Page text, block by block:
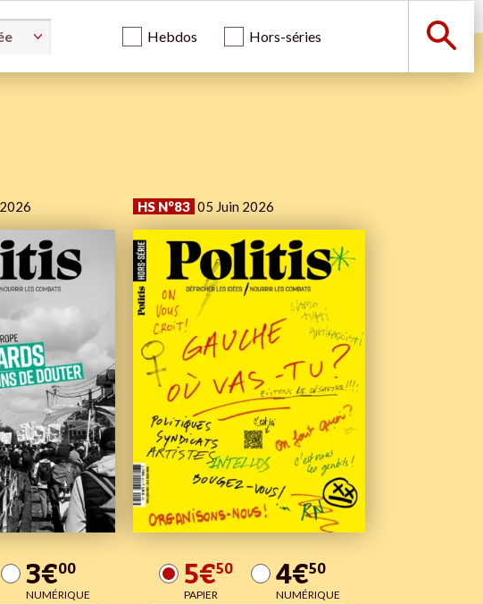
Hebdos Hors-séries
3€00
NUMÉRIQUE
HS N°83 05 Juin 2026
5€50
PAPIER 4€50
NUMÉRIQUE